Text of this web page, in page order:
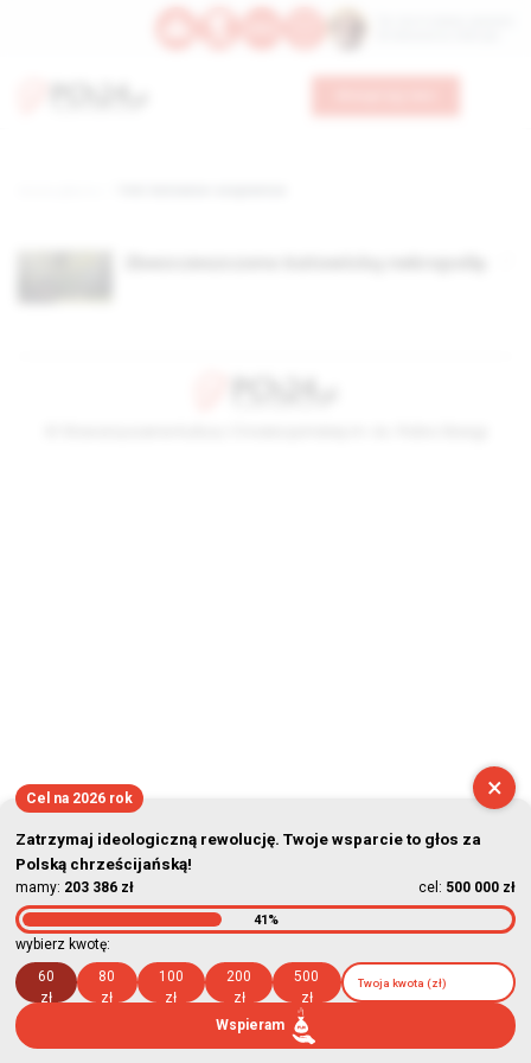
×
Cel na 2026 rok
Zatrzymaj ideologiczną rewolucję. Twoje wsparcie to głos za
Polską chrześcijańską!
mamy: 203 386 zł cel: 500 000 zł
41%
wybierz kwotę:
60
zł
80
zł
100
zł
200
zł
500
zł
Wspieram